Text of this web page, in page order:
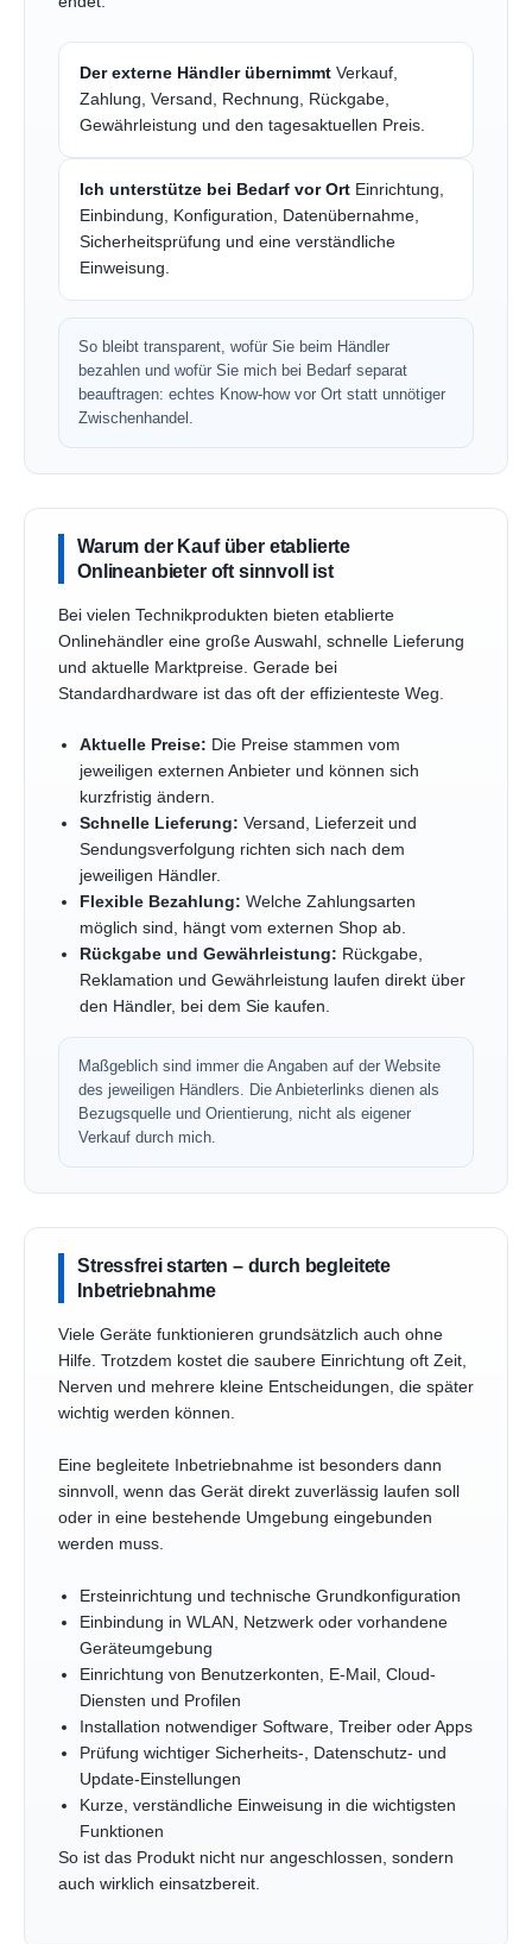
Der externe Händler übernimmt Verkauf,
Zahlung, Versand, Rechnung, Rückgabe,
Gewährleistung und den tagesaktuellen Preis.
Ich unterstütze bei Bedarf vor Ort Einrichtung,
Einbindung, Konfiguration, Datenübernahme,
Sicherheitsprüfung und eine verständliche
Einweisung.
So bleibt transparent, wofür Sie beim Händler
bezahlen und wofür Sie mich bei Bedarf separat
beauftragen: echtes Know-how vor Ort statt unnötiger
Zwischenhandel.
Warum der Kauf über etablierte
Onlineanbieter oft sinnvoll ist
Bei vielen Technikprodukten bieten etablierte
Onlinehändler eine große Auswahl, schnelle Lieferung
und aktuelle Marktpreise. Gerade bei
Standardhardware ist das oft der effizienteste Weg.
Aktuelle Preise: Die Preise stammen vom
jeweiligen externen Anbieter und können sich
kurzfristig ändern.
Schnelle Lieferung: Versand, Lieferzeit und
Sendungsverfolgung richten sich nach dem
jeweiligen Händler.
Flexible Bezahlung: Welche Zahlungsarten
möglich sind, hängt vom externen Shop ab.
Rückgabe und Gewährleistung: Rückgabe,
Reklamation und Gewährleistung laufen direkt über
den Händler, bei dem Sie kaufen.
Maßgeblich sind immer die Angaben auf der Website
des jeweiligen Händlers. Die Anbieterlinks dienen als
Bezugsquelle und Orientierung, nicht als eigener
Verkauf durch mich.
Stressfrei starten – durch begleitete
Inbetriebnahme
Viele Geräte funktionieren grundsätzlich auch ohne
Hilfe. Trotzdem kostet die saubere Einrichtung oft Zeit,
Nerven und mehrere kleine Entscheidungen, die später
wichtig werden können.
Eine begleitete Inbetriebnahme ist besonders dann
sinnvoll, wenn das Gerät direkt zuverlässig laufen soll
oder in eine bestehende Umgebung eingebunden
werden muss.
Ersteinrichtung und technische Grundkonfiguration
Einbindung in WLAN, Netzwerk oder vorhandene
Geräteumgebung
Einrichtung von Benutzerkonten, E-Mail, Cloud-
Diensten und Profilen
Installation notwendiger Software, Treiber oder Apps
Prüfung wichtiger Sicherheits-, Datenschutz- und
Update-Einstellungen
Kurze, verständliche Einweisung in die wichtigsten
Funktionen
So ist das Produkt nicht nur angeschlossen, sondern
auch wirklich einsatzbereit.